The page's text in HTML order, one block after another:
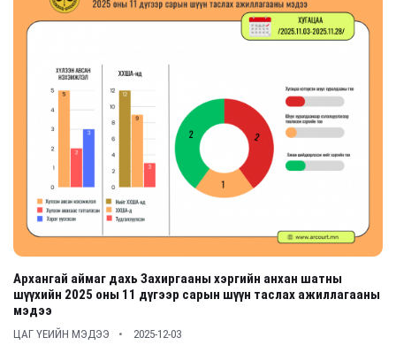
Архангай аймаг дахь Захиргааны хэргийн анхан шатны
шүүхийн 2025 оны 11 дүгээр сарын шүүн таслах ажиллагааны
мэдээ
ЦАГ ҮЕИЙН МЭДЭЭ 2025-12-03